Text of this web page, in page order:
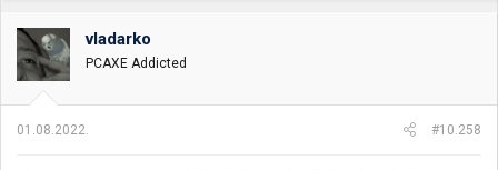
o
v
a
n
:
vladarko
PCAXE Addicted
01.08.2022. #10.258